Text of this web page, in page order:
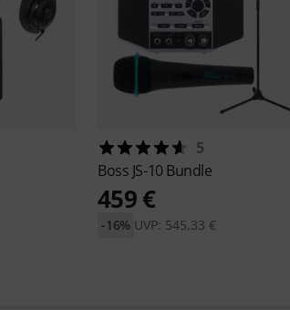
5
Boss JS-10 Bundle
459 €
UVP: 545,33 €
-16%